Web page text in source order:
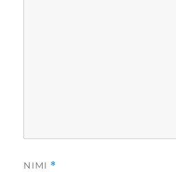
NIMI *